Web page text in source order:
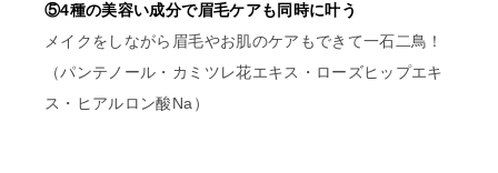
⑤4種の美容い成分で眉毛ケアも同時に叶う
メイクをしながら眉毛やお肌のケアもできて一石二鳥！
（パンテノール・カミツレ花エキス・ローズヒップエキ
ス・ヒアルロン酸Na）